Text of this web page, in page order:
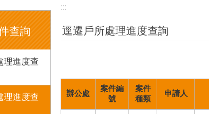
查詢
理進度查
理進度查
:::
逕遷戶所處理進度查詢
辦公處
案件編
號
案件
種類
申請人